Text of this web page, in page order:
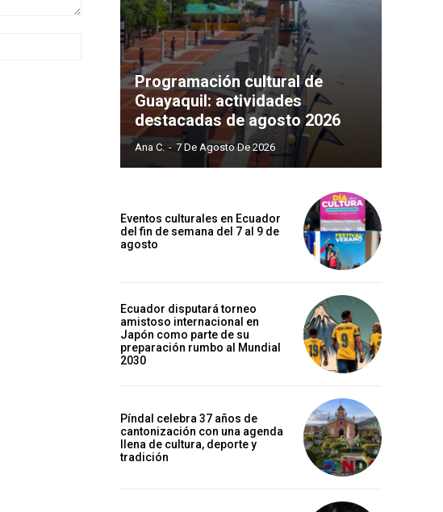
Programación cultural de
Guayaquil: actividades
destacadas de agosto 2026
Ana C. - 7 De Agosto De 2026
Eventos culturales en Ecuador
del fin de semana del 7 al 9 de
agosto
Ecuador disputará torneo
amistoso internacional en
Japón como parte de su
preparación rumbo al Mundial
2030
Píndal celebra 37 años de
cantonización con una agenda
llena de cultura, deporte y
tradición